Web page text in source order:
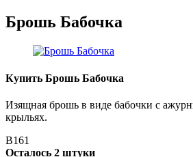
Брошь Бабочка
Купить Брошь Бабочка
Изящная брошь в виде бабочки с
крыльях.
B161
Осталось 2 штуки